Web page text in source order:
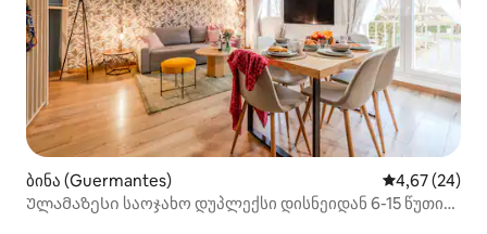
ბინა (Guermantes) საშუალო
4,67 (24)
Ულამაზესი საოჯახო დუპლექსი დისნეიდან 6-15 წუთის